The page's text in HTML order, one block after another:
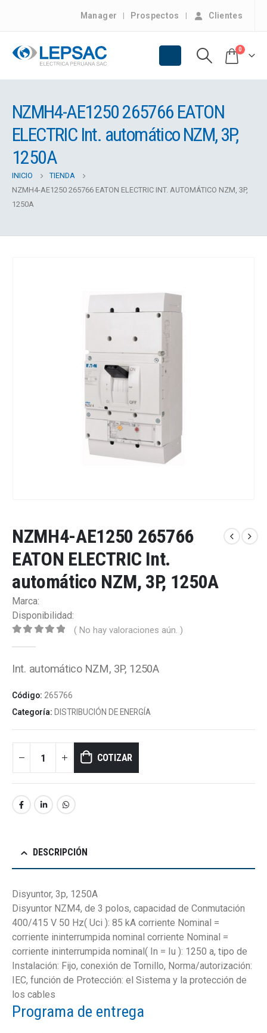
Manager Prospectos Clientes
0
NZMH4-AE1250 265766 EATON
ELECTRIC Int. automático NZM, 3P,
1250A
INICIO
TIENDA
NZMH4-AE1250 265766 EATON ELECTRIC INT. AUTOMÁTICO NZM, 3P,
1250A
NZMH4-AE1250 265766
EATON ELECTRIC Int.
automático NZM, 3P, 1250A
Marca:
Disponibilidad:
( No hay valoraciones aún. )
Int. automático NZM, 3P, 1250A
Código: 265766
Categoría: DISTRIBUCIÓN DE ENERGÍA
COTIZAR
DESCRIPCIÓN
Disyuntor, 3p, 1250A
Disyuntor NZM4, de 3 polos, capacidad de Conmutación
400/415 V 50 Hz( Uci ): 85 kA corriente Nominal =
corriente ininterrumpida nominal corriente Nominal =
corriente ininterrumpida nominal( In = Iu ): 1250 a, tipo de
Instalación: Fijo, conexión de Tornillo, Norma/autorización:
IEC, función de Protección: el Sistema y la protección de
los cables
Programa de entrega